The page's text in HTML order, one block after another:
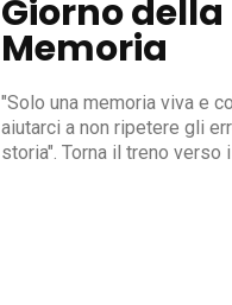
Giorno della
Memoria
"Solo una memoria viva e
aiutarci a non ripetere gli
storia". Torna il treno verso